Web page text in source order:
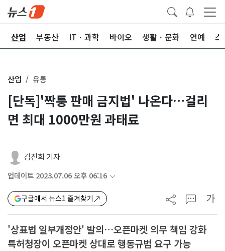
산업 부동산 ITㆍ과학 바이오 생활ㆍ문화 연예 스
산업 유통
[단독]'짝퉁 판매 금지법' 나온다…걸리
면 최대 1000만원 과태료
김진희 기자
업데이트 2023.07.06 오후 06:16
구글에서 뉴스1 즐겨찾기 가
'상표법 일부개정안' 발의…오픈마켓 의무 책임 강화
특허청장이 오픈마켓 상대로 행동규범 요구 가능